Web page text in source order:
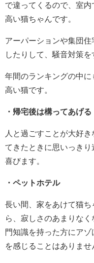
で違ってくるので、室
高い猫ちゃんです。
アーパーションや集団
したりして、騒音対策を
年間のランキングの中
高い猫です。
・帰宅後は構ってあげる
人と過ごすことが大好
てきたときに思いっき
喜びます。
・ペットホテル
長い間、家をあけて猫
ら、寂しさのあまりな
門知識を持った方にア
を感じることはありませ